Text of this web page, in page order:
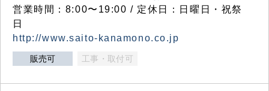
営業時間：8:00〜19:00 / 定休日：日曜日・祝祭
日
http://www.saito-kanamono.co.jp
販売可 工事・取付可